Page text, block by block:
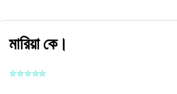
মারিয়া কে।
⭐⭐⭐⭐⭐